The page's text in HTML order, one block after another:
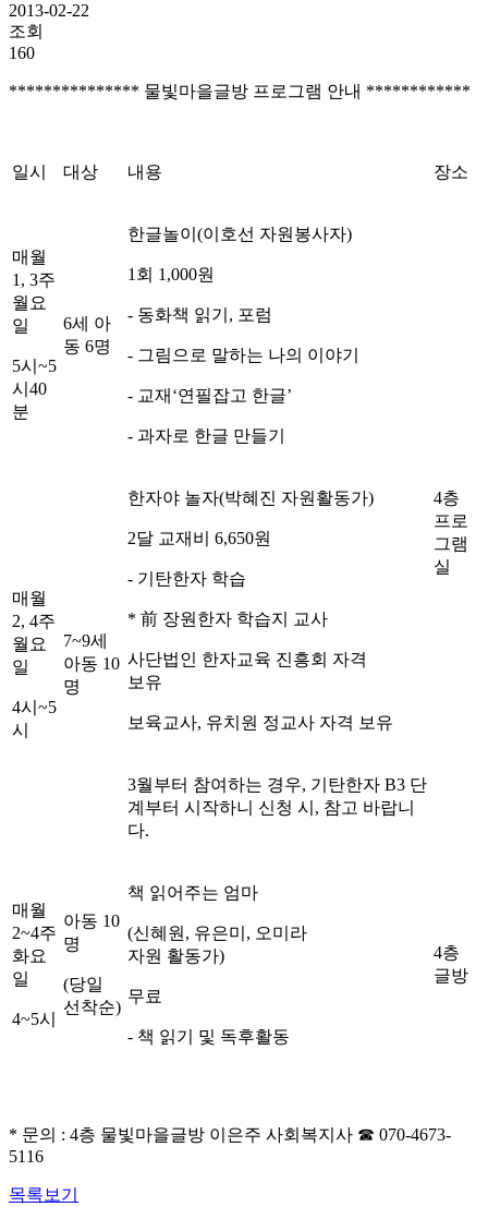
2013-02-22
조회
160
*************** 물빛마을글방 프로그램 안내 ************
일시 대상 내용 장소
매월
1, 3주
월요
일
5시~5
시40
분
6세 아
동 6명
한글놀이(이호선 자원봉사자)
1회 1,000원
- 동화책 읽기, 포럼
- 그림으로 말하는 나의 이야기
- 교재‘연필잡고 한글’
- 과자로 한글 만들기
4층
프로
그램
실
매월
2, 4주
월요
일
4시~5
시
7~9세
아동 10
명
한자야 놀자(박혜진 자원활동가)
2달 교재비 6,650원
- 기탄한자 학습
* 前 장원한자 학습지 교사
사단법인 한자교육 진흥회 자격
보유
보육교사, 유치원 정교사 자격 보유
3월부터 참여하는 경우, 기탄한자 B3 단
계부터 시작하니 신청 시, 참고 바랍니
다.
매월
2~4주
화요
일
4~5시
아동 10
명
(당일
선착순)
책 읽어주는 엄마
(신혜원, 유은미, 오미라
자원 활동가)
무료
- 책 읽기 및 독후활동
4층
글방
* 문의 : 4층 물빛마을글방 이은주 사회복지사 ☎ 070-4673-
5116
목록보기